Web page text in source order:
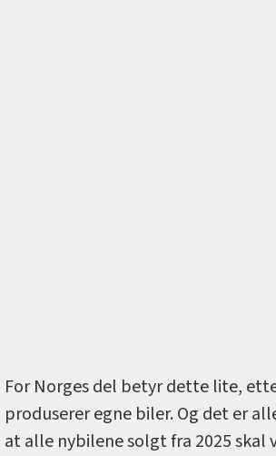
For Norges del betyr dette lite,
produserer egne biler. Og det er
at alle nybilene solgt fra 2025 skal